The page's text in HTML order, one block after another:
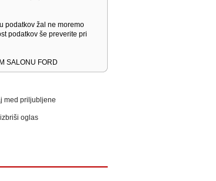
podatkov žal ne moremo
podatkov še preverite pri
SALONU FORD
med priljubljene
oglas